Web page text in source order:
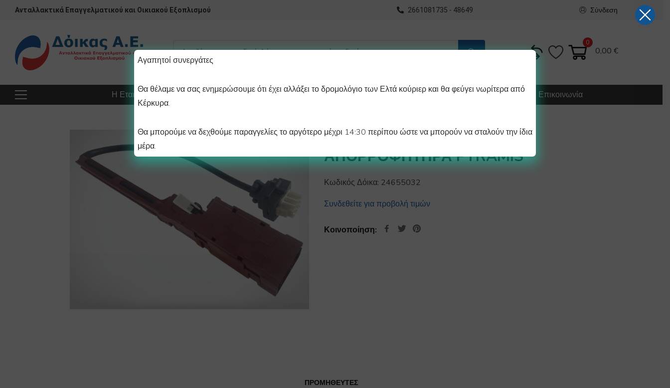
Ανταλλακτικά Επαγγελματικού και Οικιακού Εξοπλισμού 2661081735 - 48649 Σύνδεση
0
0,00€
Η Εταιρεία Προϊόντα Προχωρημένη Αναζήτηση Διαγράμματα Λάστιχα Ψυγείου Κατασκευή Οδηγίες Επικοινωνία
ΔΙΑΚΟΠΤΗΣ ΜΟΤΕΡ
ΑΠΟΡΡΟΦΗΤΗΡΑ PYRAMIS
Κωδικός Δόικα: 24655032
Συνδεθείτε για προβολή τιμών
Κοινοποίηση:
ΠΡΟΜΗΘΕΥΤΕΣ
Αγαπητοί συνεργάτες
Θα θέλαμε να σας ενημερώσουμε ότι έχει αλλάξει το δρομολόγιο των Ελτά κούριερ και θα φεύγει νωρίτερα από
Κέρκυρα.
Θα μπορούμε να δεχθούμε παραγγελίες το αργότερο μέχρι 14:30 περίπου ώστε να μπορούν να σταλούν την ίδια
μέρα.